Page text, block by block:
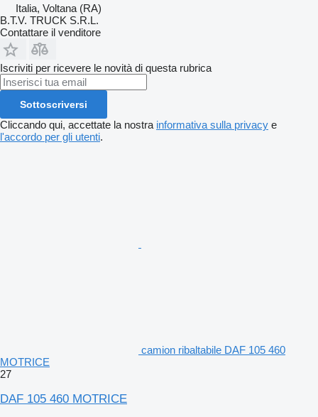
Italia, Voltana (RA)
B.T.V. TRUCK S.R.L.
Contattare il venditore
Iscriviti per ricevere le novità di questa rubrica
Sottoscriversi
Cliccando qui, accettate la nostra informativa sulla privacy e
l'accordo per gli utenti.
camion ribaltabile DAF 105 460
MOTRICE
27
DAF 105 460 MOTRICE